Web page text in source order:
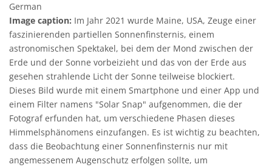
German
Image caption: Im Jahr 2021 wurde Maine, USA, Zeuge einer
faszinierenden partiellen Sonnenfinsternis, einem
astronomischen Spektakel, bei dem der Mond zwischen der
Erde und der Sonne vorbeizieht und das von der Erde aus
gesehen strahlende Licht der Sonne teilweise blockiert.
Dieses Bild wurde mit einem Smartphone und einer App und
einem Filter namens "Solar Snap" aufgenommen, die der
Fotograf erfunden hat, um verschiedene Phasen dieses
Himmelsphänomens einzufangen. Es ist wichtig zu beachten,
dass die Beobachtung einer Sonnenfinsternis nur mit
angemessenem Augenschutz erfolgen sollte, um